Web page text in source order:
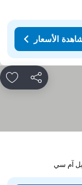
الأسعار
مشاركة